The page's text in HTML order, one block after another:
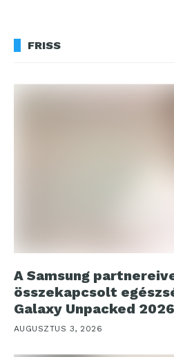
FRISS
A Samsung
összekapcsolt
Galaxy Unpacked
AUGUSZTUS 3, 2026